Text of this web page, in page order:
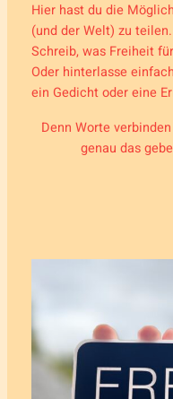
Hier hast du die
(und der Welt) zu teilen.
Schreib, was Freiheit
Oder hinterlasse
ein Gedicht oder eine
Denn Worte
genau das